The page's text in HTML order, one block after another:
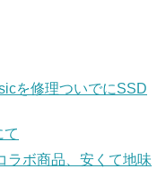
を修理ついでにSSD
て
ラボ商品、安くて地味